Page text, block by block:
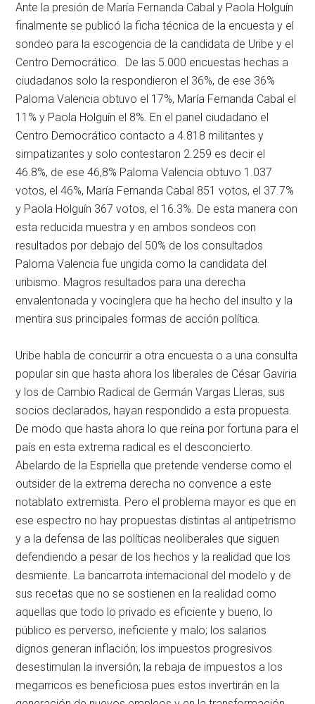
Ante la presión de María Fernanda Cabal y Paola Holguín
finalmente se publicó la ficha técnica de la encuesta y el
sondeo para la escogencia de la candidata de Uribe y el
Centro Democrático. De las 5.000 encuestas hechas a
ciudadanos solo la respondieron el 36%, de ese 36%
Paloma Valencia obtuvo el 17%, María Fernanda Cabal el
11% y Paola Holguín el 8%. En el panel ciudadano el
Centro Democrático contacto a 4.818 militantes y
simpatizantes y solo contestaron 2.259 es decir el
46.8%, de ese 46,8% Paloma Valencia obtuvo 1.037
votos, el 46%, María Fernanda Cabal 851 votos, el 37.7%
y Paola Holguín 367 votos, el 16.3%. De esta manera con
esta reducida muestra y en ambos sondeos con
resultados por debajo del 50% de los consultados
Paloma Valencia fue ungida como la candidata del
uribismo. Magros resultados para una derecha
envalentonada y vocinglera que ha hecho del insulto y la
mentira sus principales formas de acción política.
Uribe habla de concurrir a otra encuesta o a una consulta
popular sin que hasta ahora los liberales de César Gaviria
y los de Cambio Radical de Germán Vargas Lleras, sus
socios declarados, hayan respondido a esta propuesta.
De modo que hasta ahora lo que reina por fortuna para el
país en esta extrema radical es el desconcierto.
Abelardo de la Espriella que pretende venderse como el
outsider de la extrema derecha no convence a este
notablato extremista. Pero el problema mayor es que en
ese espectro no hay propuestas distintas al antipetrismo
y a la defensa de las políticas neoliberales que siguen
defendiendo a pesar de los hechos y la realidad que los
desmiente. La bancarrota internacional del modelo y de
sus recetas que no se sostienen en la realidad como
aquellas que todo lo privado es eficiente y bueno, lo
público es perverso, ineficiente y malo; los salarios
dignos generan inflación; los impuestos progresivos
desestimulan la inversión; la rebaja de impuestos a los
megarricos es beneficiosa pues estos invertirán en la